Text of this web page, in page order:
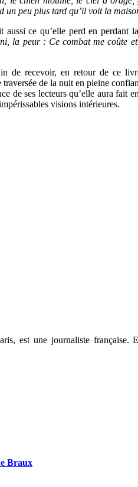
un peu plus tard qu’il voit la
ce qu’elle perd en perdant
la peur : Ce combat me coûte
de recevoir, en retour de ce
de la nuit en pleine
de ses lecteurs qu’elle aura fait
visions intérieures.
est une journaliste française.
Braux